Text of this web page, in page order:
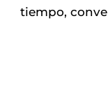
tiempo,